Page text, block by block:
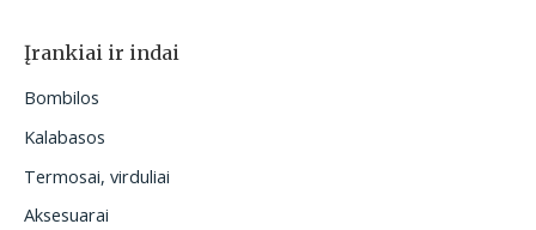
Įrankiai ir indai
Bombilos
Kalabasos
Termosai, virduliai
Aksesuarai